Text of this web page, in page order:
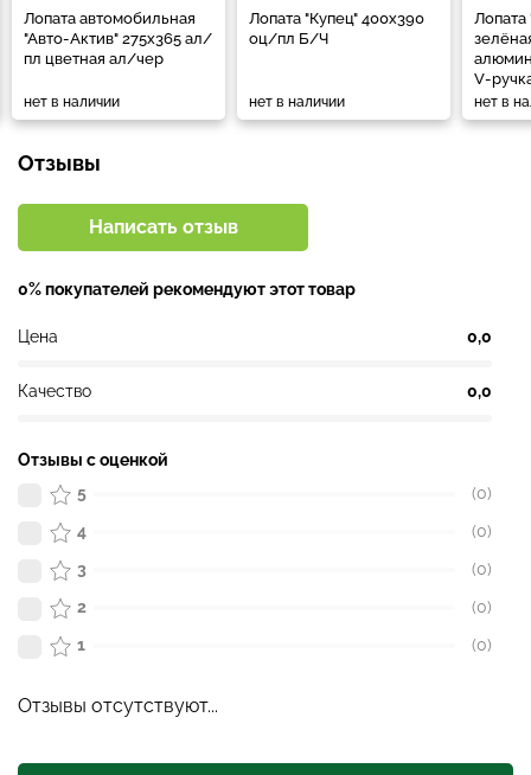
Лопата автомобильная
"Авто-Актив" 275х365 ал/
пл цветная ал/чер
нет в наличии
Лопата "Купец" 400х390
оц/пл Б/Ч
нет в наличии
Лопата
V-
нет в
Отзывы
Написать отзыв
0% покупателей рекомендуют этот товар
Цена 0,0
Качество 0,0
Отзывы с оценкой
5
(0)
4
(0)
3
(0)
2
(0)
1
(0)
Отзывы отсутствуют...